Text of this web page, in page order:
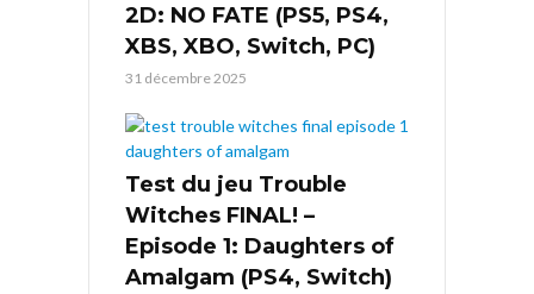
2D: NO FATE (PS5, PS4,
XBS, XBO, Switch, PC)
31 décembre 2025
Test du jeu Trouble
Witches FINAL! –
Episode 1: Daughters of
Amalgam (PS4, Switch)